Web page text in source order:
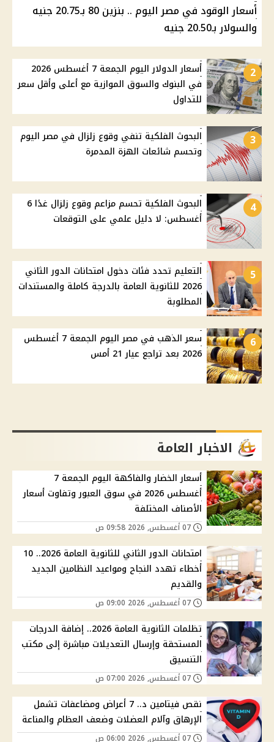
أسعار الوقود في مصر اليوم .. بنزين 80 بـ20.75 جنيه
والسولار بـ20.50 جنيه
2
أسعار الدولار اليوم الجمعة 7 أغسطس 2026
في البنوك والسوق الموازية مع أعلى وأقل سعر
للتداول
3
البحوث الفلكية تنفي وقوع زلزال في مصر اليوم
وتحسم شائعات الهزة المدمرة
4
البحوث الفلكية تحسم مزاعم وقوع زلزال غدًا 6
أغسطس: لا دليل علمي على التوقعات
5
التعليم تحدد فئات دخول امتحانات الدور الثاني
2026 للثانوية العامة بالدرجة كاملة والمستندات
المطلوبة
6
سعر الذهب في مصر اليوم الجمعة 7 أغسطس
2026 بعد تراجع عيار 21 أمس
الاخبار العامة
أسعار الخضار والفاكهة اليوم الجمعة 7
أغسطس 2026 في سوق العبور وتفاوت أسعار
الأصناف المختلفة
امتحانات الدور الثاني للثانوية العامة 2026.. 10
أخطاء تهدد النجاح ومواعيد النظامين الجديد
والقديم
تظلمات الثانوية العامة 2026.. إضافة الدرجات
المستحقة وإرسال التعديلات مباشرة إلى مكتب
التنسيق
نقص فيتامين د.. 7 أعراض ومضاعفات تشمل
الإرهاق وآلام العضلات وضعف العظام والمناعة